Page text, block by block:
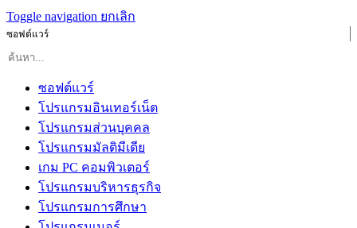
Toggle navigation ยกเลิก
ซอฟต์แวร์
ซอฟต์แวร์
โปรแกรมอินเทอร์เน็ต
โปรแกรมส่วนบุคคล
โปรแกรมมัลติมีเดีย
เกม PC คอมพิวเตอร์
โปรแกรมบริหารธุรกิจ
โปรแกรมการศึกษา